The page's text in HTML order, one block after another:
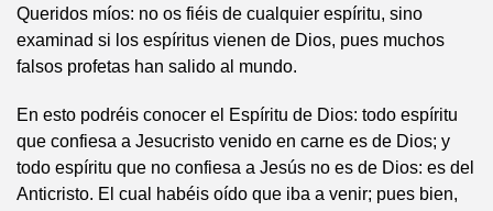
Queridos míos: no os fiéis de cualquier espíritu, sino
examinad si los espíritus vienen de Dios, pues muchos
falsos profetas han salido al mundo.
En esto podréis conocer el Espíritu de Dios: todo espíritu
que confiesa a Jesucristo venido en carne es de Dios; y
todo espíritu que no confiesa a Jesús no es de Dios: es del
Anticristo. El cual habéis oído que iba a venir; pues bien,